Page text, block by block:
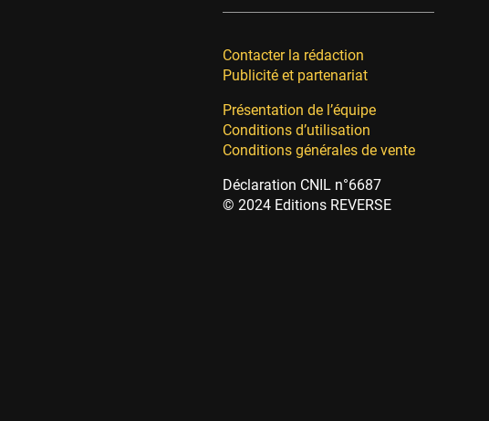
Contacter la rédaction
Publicité et partenariat
Présentation de l’équipe
Conditions d’utilisation
Conditions générales de vente
Déclaration CNIL n°6687
© 2024 Editions REVERSE